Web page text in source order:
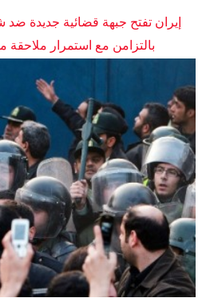
إيران تفتح جبهة قضائية جديدة
بالتزامن مع استمرار ملاحقة